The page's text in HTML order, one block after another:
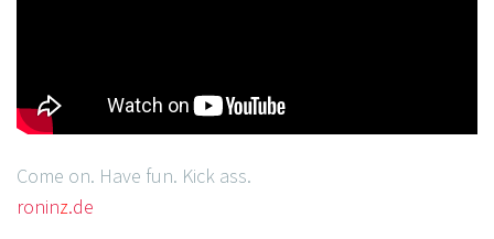
Come on. Have fun. Kick ass.
roninz.de